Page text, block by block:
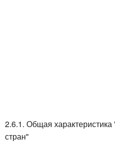
2.6.1. Общая
стран"